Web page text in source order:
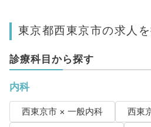
東京都西東京市の求人
診療科目から探す
内科
西東京市 × 一般内科
西東